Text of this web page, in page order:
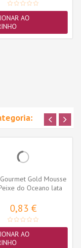
AO
Gold Mousse
do Oceano lata
0,83 €
AO